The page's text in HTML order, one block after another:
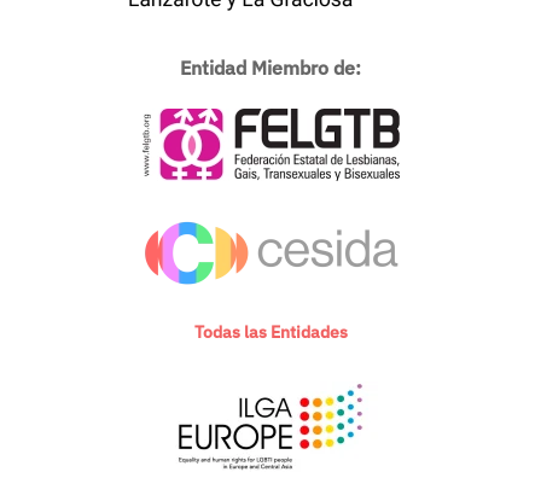
Entidad Miembro de:
Todas las Entidades